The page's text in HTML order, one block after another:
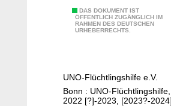
DAS DOKUMENT IST
ÖFFENTLICH ZUGÄNGLICH IM
RAHMEN DES DEUTSCHEN
URHEBERRECHTS.
s
b
UNO-Flüchtlingshilfe e.V.
Bonn : UNO-Flüchtlingshilfe,
2022 [?]-2023, [2023?-